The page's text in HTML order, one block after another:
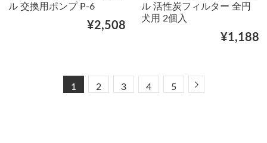
ル 交換用ポンプ P-6
¥2,508
ル 活性炭フィルター 全円
犬用 2個入
¥1,188
1 2 3 4 5 Next